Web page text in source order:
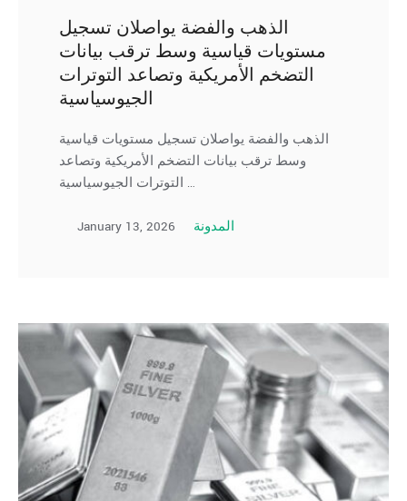
الذهب والفضة يواصلان تسجيل
مستويات قياسية وسط ترقب بيانات
التضخم الأمريكية وتصاعد التوترات
الجيوسياسية
الذهب والفضة يواصلان تسجيل مستويات قياسية
وسط ترقب بيانات التضخم الأمريكية وتصاعد
التوترات الجيوسياسية …
January 13, 2026 المدونة